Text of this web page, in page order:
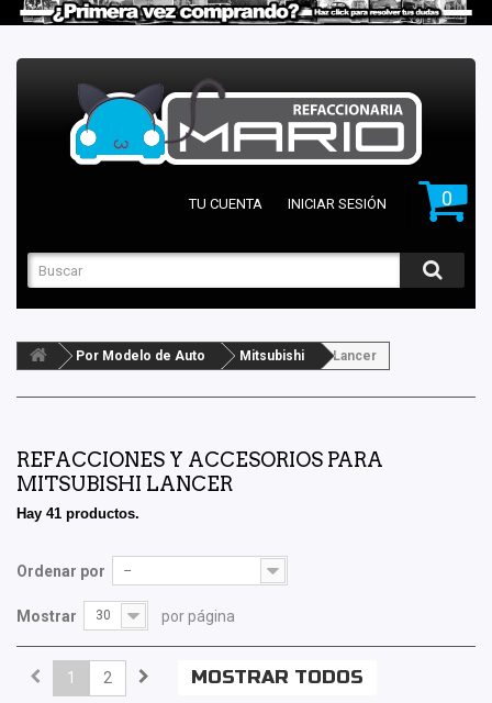
0
TU CUENTA INICIAR SESIÓN
Por Modelo de Auto Mitsubishi Lancer
REFACCIONES Y ACCESORIOS PARA
MITSUBISHI LANCER
Hay 41 productos.
Ordenar por --
Mostrar 30 por página
MOSTRAR TODOS
1 2